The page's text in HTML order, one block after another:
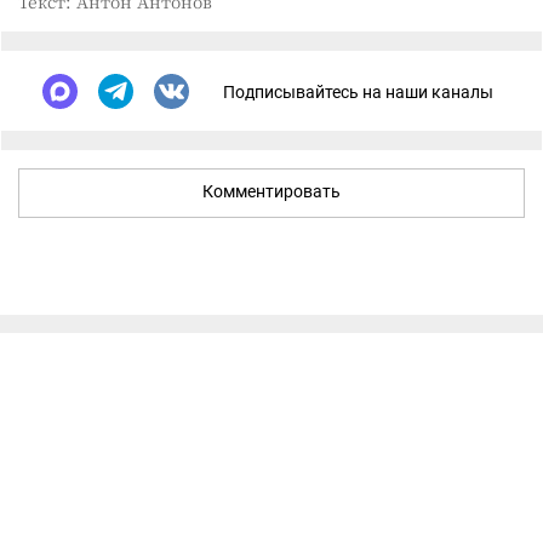
Подписывайтесь на наши каналы
Комментировать